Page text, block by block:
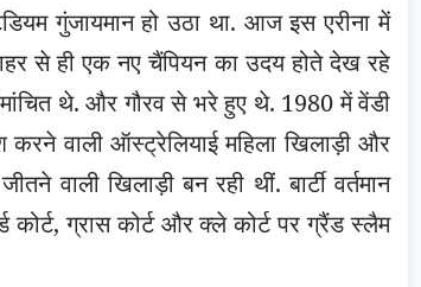
गुंजायमान हो उठा था. आज इस एरीना में
से ही एक नए चैंपियन का उदय होते देख रहे
थे. और गौरव से भरे हुए थे. 1980 में वेंडी
वाली ऑस्ट्रेलियाई महिला खिलाड़ी और
खिलाड़ी बन रही थीं. बार्टी वर्तमान
कोर्ट, ग्रास कोर्ट और क्ले कोर्ट पर ग्रैंड स्लैम